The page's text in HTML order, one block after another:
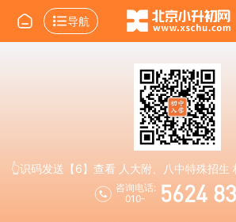
导航
👆识码发送【6】查看 人大附、八中特殊招生
咨询电话:
010-
5624